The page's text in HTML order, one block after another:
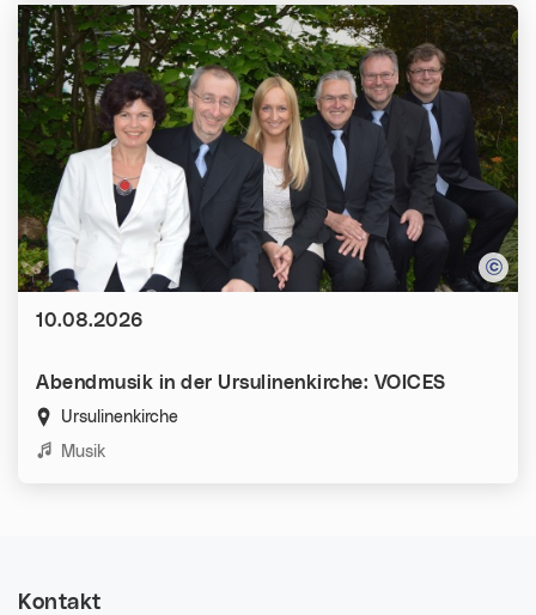
Abendmusik in der Ursulinenkirche: VOICES
Ursulinenkirche
Kategorien:
Musik
Datum:
10.08.2026
Kontakt